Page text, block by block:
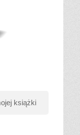
książki